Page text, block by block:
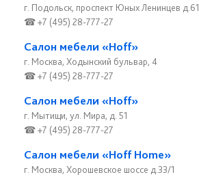
г. Подольск, проспект Юных Ленинцев д.61
☎ +7 (495) 28-777-27
Салон мебели «Hoff»
г. Москва, Ходынский бульвар, 4
☎ +7 (495) 28-777-27
Салон мебели «Hoff»
г. Мытищи, ул. Мира, д. 51
☎ +7 (495) 28-777-27
Салон мебели «Hoff Home»
г. Москва, Хорошевское шоссе д.33/1